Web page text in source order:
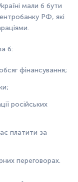
мали б бути
РФ, які
б:
фінансування;
російських
платити за
переговорах.